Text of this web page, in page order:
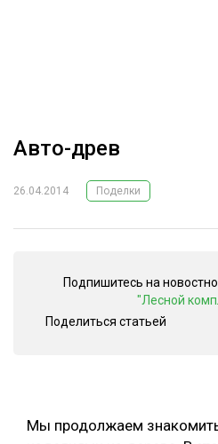
ЛЕСОВОССТАНОВЛЕНИЕ И ЗАЩИТА
ЛОГИСТИКА
КОМПЛЕКСНАЯ ПЕРЕРАБОТКА
СОРТИРОВКА ДРЕВЕСИНЫ
ТЕМАТИЧЕСКИЕ ПРОЕКТЫ
Авто-древ
26.04.2014 Поделки
Мы продолжаем
Подпишитесь на
"Лесной
Поделиться статьей